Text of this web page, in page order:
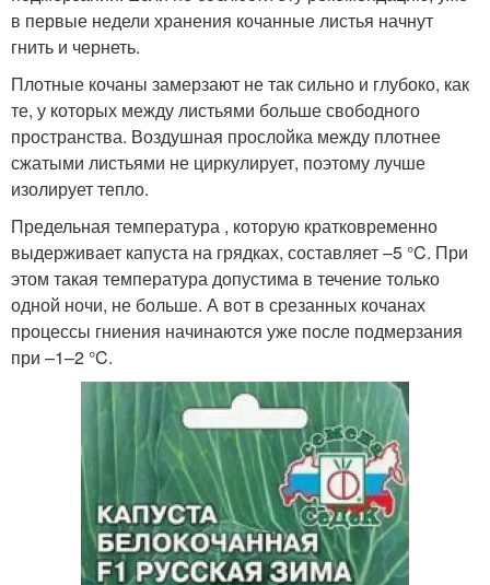
в первые недели хранения кочанные листья начнут
гнить и чернеть.
Плотные кочаны замерзают не так сильно и глубоко, как
те, у которых между листьями больше свободного
пространства. Воздушная прослойка между плотнее
сжатыми листьями не циркулирует, поэтому лучше
изолирует тепло.
Предельная температура , которую кратковременно
выдерживает капуста на грядках, составляет –5 °C. При
этом такая температура допустима в течение только
одной ночи, не больше. А вот в срезанных кочанах
процессы гниения начинаются уже после подмерзания
при –1–2 °C.